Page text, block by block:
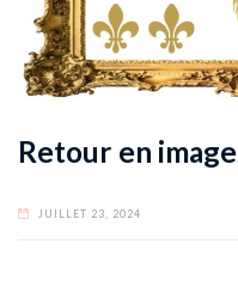
Retour en
JUILLET 23, 2024